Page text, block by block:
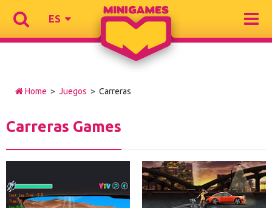
ES
Home > Juegos > Carreras
Carreras Games